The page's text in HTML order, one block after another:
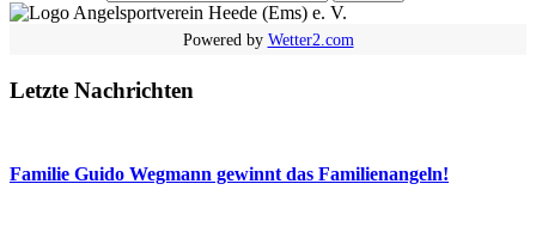
Powered by Wetter2.com
Letzte Nachrichten
Familie Guido Wegmann gewinnt das Familienangeln!